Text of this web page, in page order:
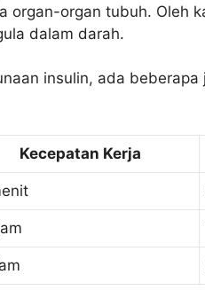
organ-organ tubuh. Oleh
dalam darah.
insulin, ada beberapa
Kecepatan Kerja